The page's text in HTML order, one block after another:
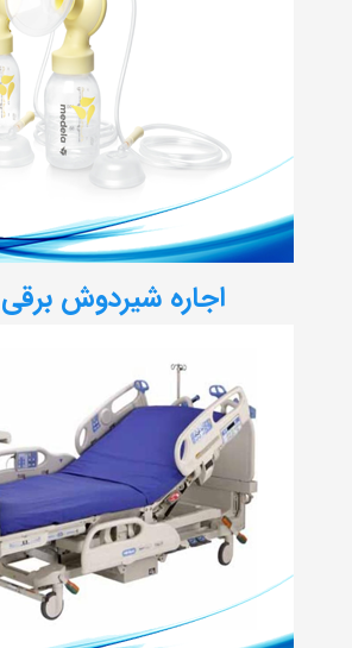
اجاره شیردوش